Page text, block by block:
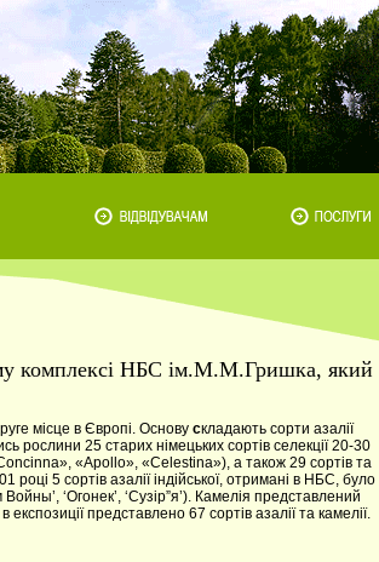
комплексі НБС ім.М.М.Гришка, який
місце в Європі. Основу складають сорти азалії
рослини 25 старих німецьких сортів селекції 20-30
«Apollo», «Celestina»), а також 29 сортів та
5 сортів азалії індійської, отримані в НБС, було
‘Огонек’, ‘Сузір”я’). Камелія представлений
представлено 67 сортів азалії та камелії.